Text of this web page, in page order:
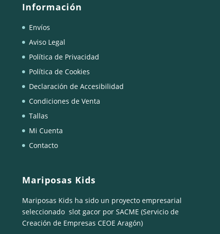
Información
Envíos
Aviso Legal
Política de Privacidad
Política de Cookies
Declaración de Accesibilidad
Condiciones de Venta
Tallas
Mi Cuenta
Contacto
Mariposas Kids
Mariposas Kids ha sido un proyecto empresarial
seleccionado slot gacorpor SACME (Servicio de
Creación de Empresas CEOE Aragón)